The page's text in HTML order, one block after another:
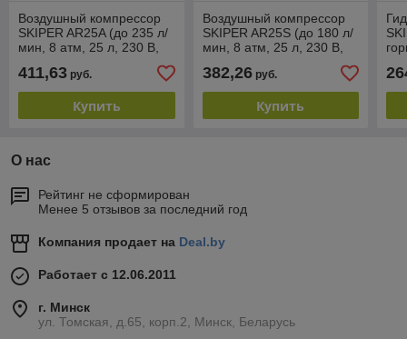
Воздушный компрессор
SKIPER AR25A (до 235 л/
мин, 8 атм, 25 л, 230 В,
411,63 руб.
Купить
Воздушный компрессор
SKIPER AR25S (до 180 л/
мин, 8 атм, 25 л, 230 В,
382,26руб.
Купить
О нас
Рейтинг не сформирован
Менее 5 отзывов за последний год
Компания продает на Deal.by
Работает с 12.06.2011
г. Минск
ул. Томская, д.65, корп.2, Минск, Беларусь